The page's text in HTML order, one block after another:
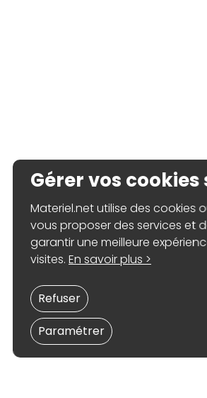
Gérer vos
Materiel.net utilise des cookies
vous proposer des services et
garantir une meilleure
visites.En savoir plus >
Paramétrer
Refuser